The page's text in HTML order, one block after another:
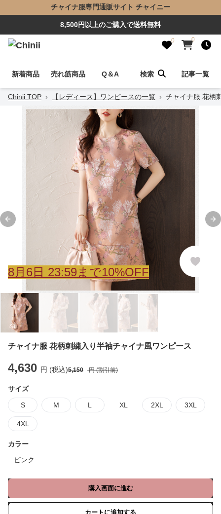
チャイナ服専門通販サイト チャイニー
8,500円以上のご購入で送料無料
0 0
新着商品 売れ筋商品 Q＆A 検索 記事一覧
Chinii TOP › 【レディース】ワンピースの一覧 › チャイナ服 花柄
Previous slide
8月 6日 23:59まで10%OFF
チャイナ服 花柄刺繍入り半袖チャイナ風ワンピース
4,630 円 (税込)5,150 円 (割引前)
サイズ
S M L XL 2XL 3XL
4XL
カラー
ピンク
購入画面に進む
カートに追加する